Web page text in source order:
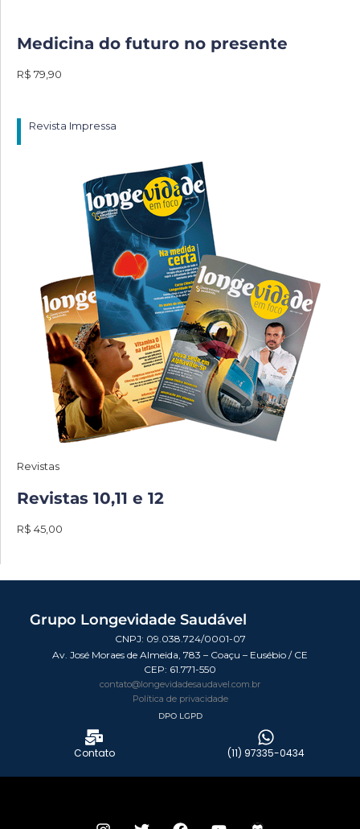
Medicina do futuro no presente
R$ 79,90
Revista Impressa
Revistas
Revistas 10,11 e 12
R$ 45,00
Grupo Longevidade Saudável
CNPJ: 09.038.724/0001-07
Av. José Moraes de Almeida, 783 – Coaçu – Eusébio / CE
CEP: 61.771-550
contato@longevidadesaudavel.com.br
Política de privacidade
DPO LGPD
Contato (11) 97335-0434